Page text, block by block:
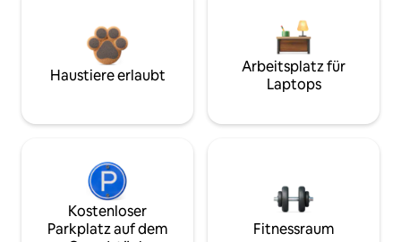
Haustiere erlaubt
Arbeitsplatz für
Laptops
Kostenloser
Parkplatz auf dem
Fitnessraum